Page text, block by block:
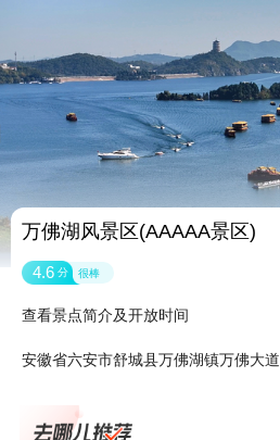
万佛湖风景区(AAAAA景区)
4.6 分 很棒
查看景点简介及开放时间
安徽省六安市舒城县万佛湖镇万佛大道